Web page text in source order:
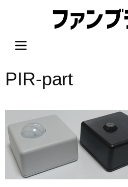
プ
PIR-part